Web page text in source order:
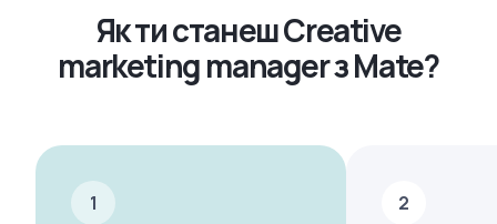
Як ти станеш Creative
marketing manager з Mate?
1
2